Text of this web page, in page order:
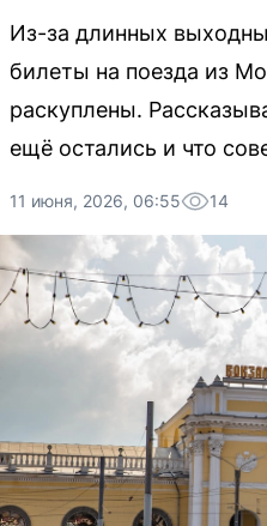
Из-за длинных
билеты на поезда из
раскуплены.
ещё остались и что
11 июня, 2026, 06:55 14